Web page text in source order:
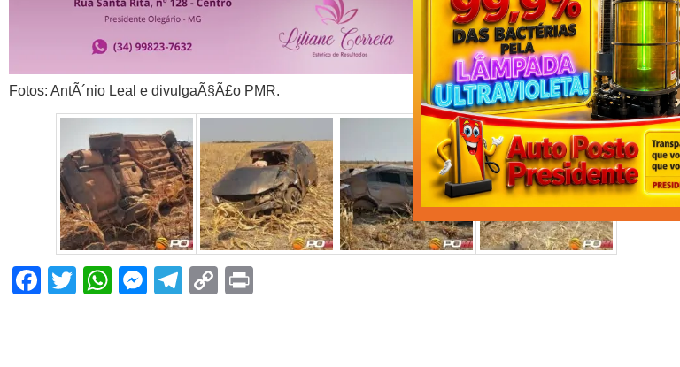
Fotos: AntÃ´nio Leal e divulgaÃ§Ã£o PMR.
Facebook
Twitter
WhatsApp
Messenger
Telegram
Copy